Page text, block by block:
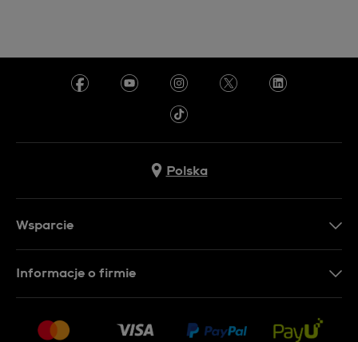
Polska
Wsparcie
Informacje o firmie
Praca